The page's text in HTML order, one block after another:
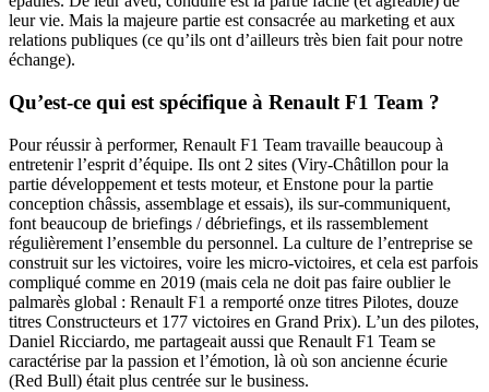
leur vie. Mais la majeure partie est consacrée au marketing et aux
relations publiques (ce qu’ils ont d’ailleurs très bien fait pour notre
échange).
Qu’est-ce qui est spécifique à Renault F1 Team ?
Pour réussir à performer, Renault F1 Team travaille beaucoup à
entretenir l’esprit d’équipe. Ils ont 2 sites (Viry-Châtillon pour la
partie développement et tests moteur, et Enstone pour la partie
conception châssis, assemblage et essais), ils sur-communiquent,
font beaucoup de briefings / débriefings, et ils rassemblement
régulièrement l’ensemble du personnel. La culture de l’entreprise se
construit sur les victoires, voire les micro-victoires, et cela est parfois
compliqué comme en 2019 (mais cela ne doit pas faire oublier le
palmarès global : Renault F1 a remporté onze titres Pilotes, douze
titres Constructeurs et 177 victoires en Grand Prix). L’un des pilotes,
Daniel Ricciardo, me partageait aussi que Renault F1 Team se
caractérise par la passion et l’émotion, là où son ancienne écurie
(Red Bull) était plus centrée sur le business.